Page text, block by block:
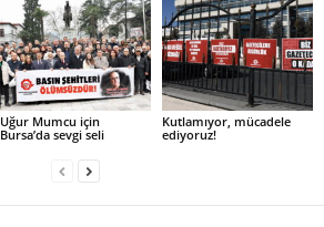
Uğur Mumcu için
Bursa’da sevgi seli
Kutlamıyor, mücadele
ediyoruz!